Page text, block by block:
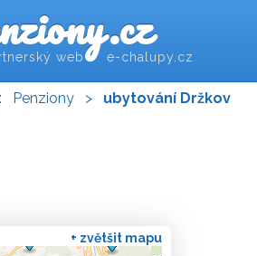
web e-chalupy.cz
Penziony > ubytování Držkov
+ zvětšit mapu